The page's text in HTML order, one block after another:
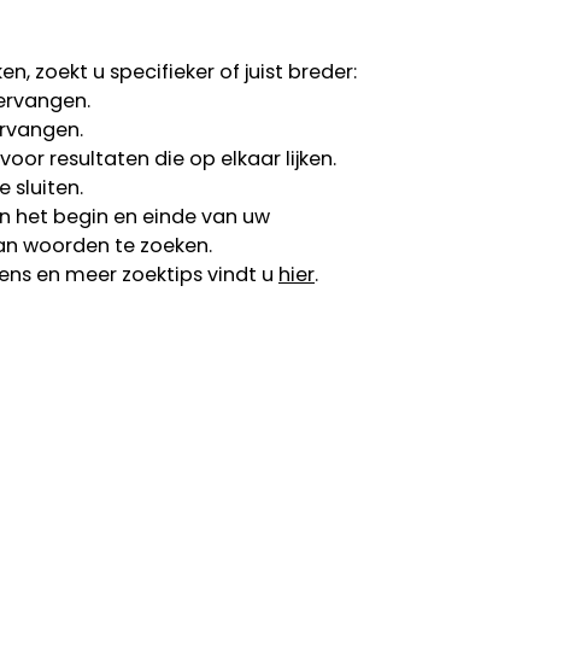
zoekt u specifieker of juist breder:
resultaten die op elkaar lijken.
sluiten.
het begin en einde van uw
woorden te zoeken.
en meer zoektips vindt u hier.